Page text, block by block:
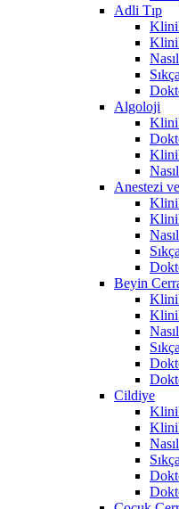
Adli Tıp
Algoloji
Anestezi
Beyin
Cildiye